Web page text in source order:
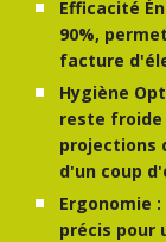
Efficacité
90%,
facture
Hygiène
reste froide
projections
d'un coup
Ergonomie
précis pour